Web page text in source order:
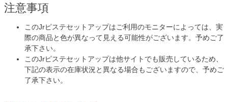
注意事項
このJrピステセットアップはご利用のモニターによっては、実
際の商品と色が異なって見える可能性がございます。予めご了
承下さい。
このJrピステセットアップは他サイトでも販売しているため、
下記の表示の在庫状況と異なる場合もございますので、予めご
了承下さい。